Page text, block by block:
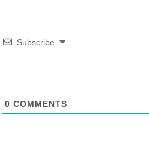
Subscribe
0 COMMENTS